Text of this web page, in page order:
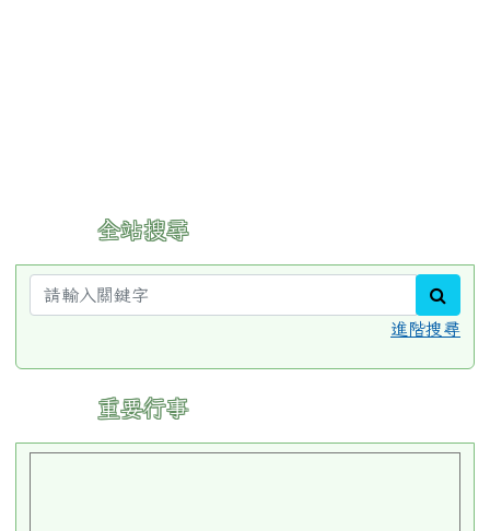
全站搜尋
進階搜尋
重要行事